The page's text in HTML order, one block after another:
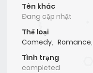
Tên khác
Đang cập nhật
Thể loại
Comedy, Romance,
Tình trạng
completed